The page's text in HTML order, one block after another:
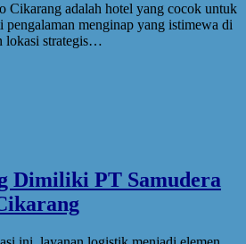
Cikarang adalah hotel yang cocok untuk
menginap yang istimewa di
lokasi strategis…
Dimiliki PT Samudera